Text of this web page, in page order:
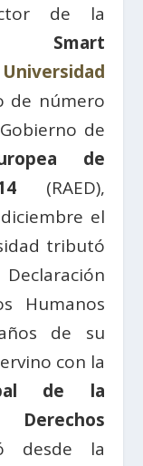
de la
Smart
Universidad
de número
de
de
(RAED),
el
tributó
Humanos
de su
con la
de la
desde la